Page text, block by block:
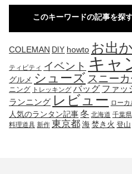
このキーワードの記事を探
COLEMAN DIY howto お出
ティビティ イベント キャ
グルメ シューズ スニー
ニング
トレッキング バッグ ファッ
ランニング レビュー ローカ
人気のランタン記事 冬 北海道 千葉県
料理道具 新作 東京都 海 焚き火 登山